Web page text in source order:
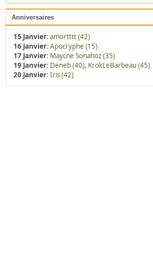
Anniversaires
15 Janvier: amortttt (42)
16 Janvier: Apocryphe (15)
17 Janvier: Maycne Sonahoz (35)
19 Janvier: Deneb (40), KrokLeBarbeau (45)
20 Janvier: Iris (42)